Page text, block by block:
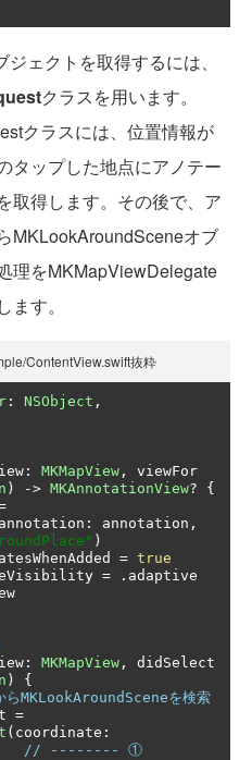
ェクトを取得するには、
クラスを用います。
クラスには、位置情報が
タップした地点にアノテー
取得します。その後で、ア
MKLookAroundSceneオブ
理をMKMapViewDelegate
す。
ContentView.swift抜粋
: NSObject ,
: MKMapView ,
viewFor
) -> MKAnnotationView?
{
annotation : annotation ,
)
= true
= . adaptive
: MKMapView ,
didSelect
)
{
MKLookAroundSceneを検索
=
( coordinate :
// -------- ①